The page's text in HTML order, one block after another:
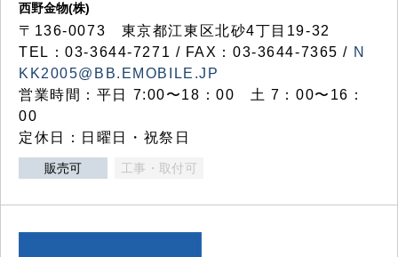
西野金物(株)
〒136-0073 東京都江東区北砂4丁目19-32
TEL：03‐3644‐7271 / FAX：03-3644-7365 / N
KK2005@BB.EMOBILE.JP
営業時間：平日 7:00〜18：00 土 7：00〜16：
00
定休日：日曜日・祝祭日
販売可 工事・取付可